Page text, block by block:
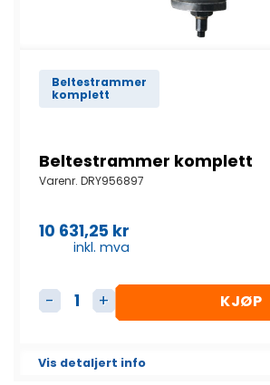
Beltestrammer
komplett
Beltestrammer komplett
Varenr. DRY956897
10 631,25 kr
inkl. mva
Beltestrammer komplett antall
KJØP
Vis detaljert info